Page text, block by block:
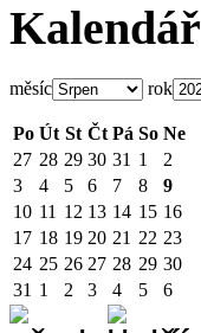
Kalendář
měsíc rok
Po Út St Čt Pá So Ne
27 28 29 30 31 1
2
3
4 5 6 7 8
9
10 11 12 13 14 15 16
17 18 19 20 21 22 23
24 25 26 27 28 29 30
31 1 2 3 4 5 6